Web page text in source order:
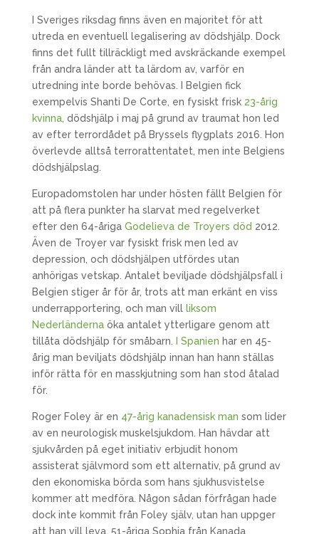
I Sveriges riksdag finns även en majoritet för att
utreda en eventuell legalisering av dödshjälp. Dock
finns det fullt tillräckligt med avskräckande exempel
från andra länder att ta lärdom av, varför en
utredning inte borde behövas. I Belgien fick
exempelvis Shanti De Corte, en fysiskt frisk 23-årig
kvinna, dödshjälp i maj på grund av traumat hon led
av efter terrordådet på Bryssels flygplats 2016. Hon
överlevde alltså terrorattentatet, men inte Belgiens
dödshjälpslag.
Europadomstolen har under hösten fällt Belgien för
att på flera punkter ha slarvat med regelverket
efter den 64-åriga Godelieva de Troyers död 2012.
Även de Troyer var fysiskt frisk men led av
depression, och dödshjälpen utfördes utan
anhörigas vetskap. Antalet beviljade dödshjälpsfall i
Belgien stiger år för år, trots att man erkänt en viss
underrapportering, och man vill liksom
Nederländernaöka antalet ytterligare genom att
tillåta dödshjälp för småbarn.
I Spanien har en 45-
årig man beviljats dödshjälp innan han hann ställas
inför rätta för en masskjutning som han stod åtalad
för.
Roger Foley är en 47-årig kanadensisk man som lider
av en neurologisk muskelsjukdom. Han hävdar att
sjukvården på eget initiativ erbjudit honom
assisterat självmord som ett alternativ, på grund av
den ekonomiska börda som hans sjukhusvistelse
kommer att medföra. Någon sådan förfrågan hade
dock inte kommit från Foley själv, utan han uppger
att han vill leva. 51-åriga Sophia från Kanada